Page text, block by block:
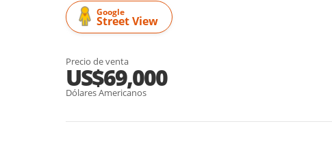
Google
Street View
Precio de venta
US$69,000
Dólares Americanos